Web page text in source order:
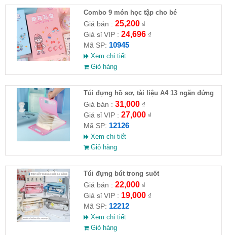
Combo 9 món học tập cho bé
Giá bán : 25,200₫
Giá sỉ VIP : 24,696₫
Mã SP: 10945
Xem chi tiết
Giỏ hàng
Túi đựng hồ sơ, tài liệu A4 13 ngăn đứng
Giá bán : 31,000₫
Giá sỉ VIP : 27,000₫
Mã SP: 12126
Xem chi tiết
Giỏ hàng
Túi đựng bút trong suốt
Giá bán : 22,000₫
Giá sỉ VIP : 19,000₫
Mã SP: 12212
Xem chi tiết
Giỏ hàng